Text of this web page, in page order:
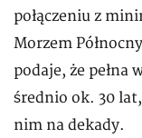
połączeniu z
Morzem
podaje, że pełna
średnio ok. 30
nim na dekady.